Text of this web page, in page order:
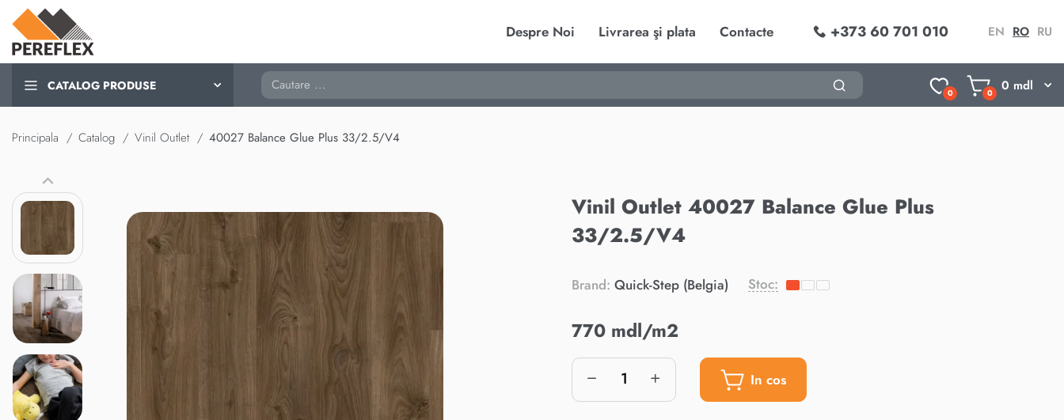
Despre Noi Livrarea şi plata Contacte +373 60 701 010 EN RO RU
CATALOG PRODUSE Cautare
0 0 0 mdl
Principala Catalog Vinil Outlet 40027 Balance Glue Plus 33/2.5/V4
Vinil Outlet 40027 Balance Glue Plus
33/2.5/V4
Brand: Quick-Step (Belgia) Stoc:
770 mdl/m2
In cos